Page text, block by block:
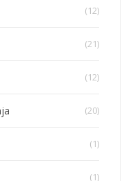
(12)
(21)
(12)
(20)
(1)
(1)